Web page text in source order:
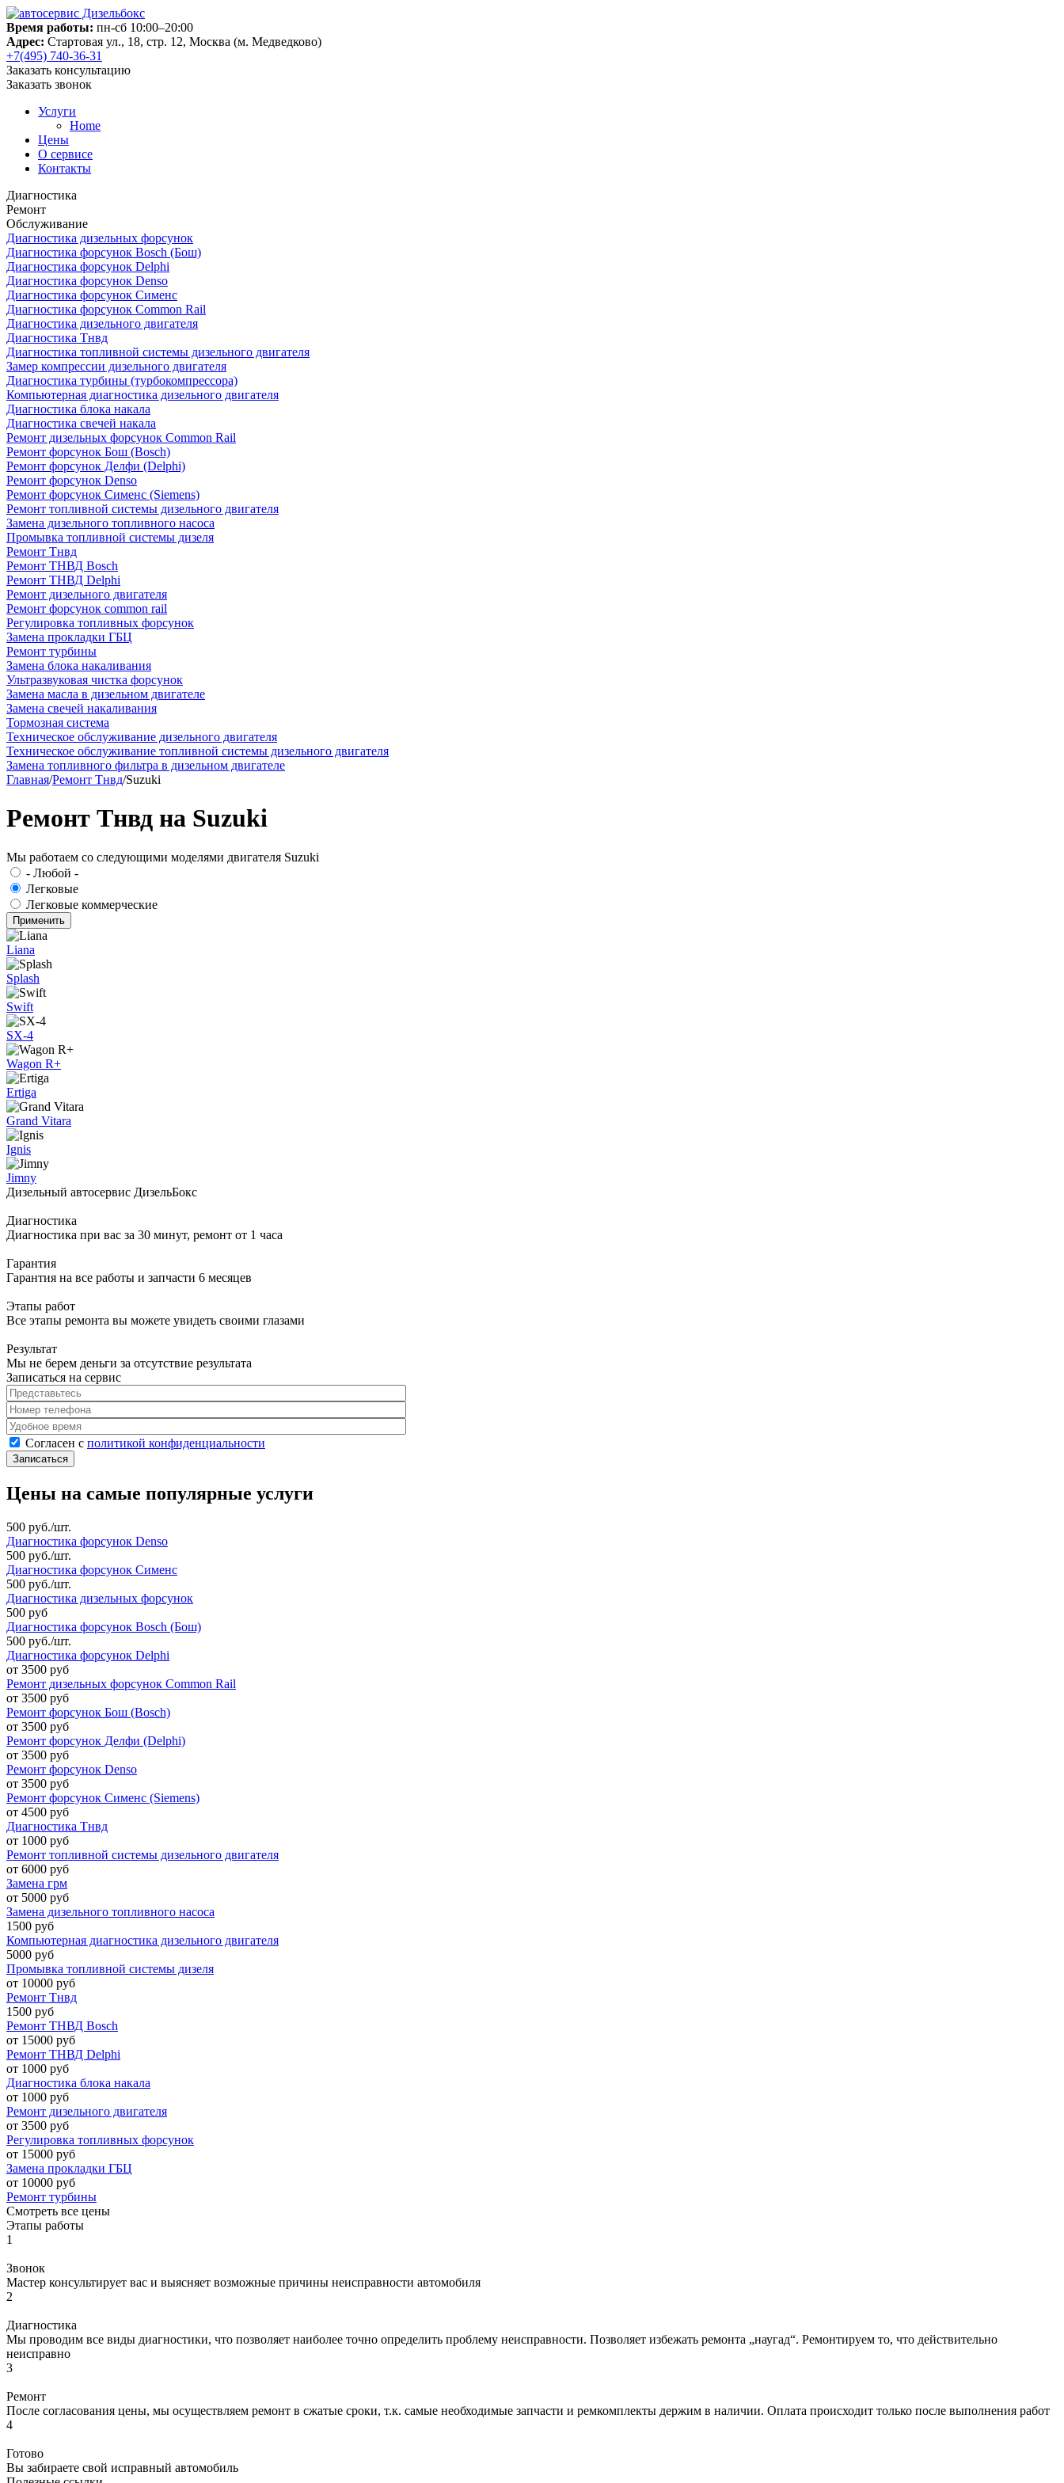
Время работы: пн-сб 10:00–20:00
Адрес: Стартовая ул., 18, стр. 12, Москва (м. Медведково)
+7(495) 740-36-31
Заказать консультацию
Заказать звонок
Услуги
Home
Цены
О сервисе
Контакты
Диагностика
Ремонт
Обслуживание
Диагностика дизельных форсунок
Диагностика форсунок Bosch (Бош)
Диагностика форсунок Delphi
Диагностика форсунок Denso
Диагностика форсунок Сименс
Диагностика форсунок Common Rail
Диагностика дизельного двигателя
Диагностика Тнвд
Диагностика топливной системы дизельного двигателя
Замер компрессии дизельного двигателя
Диагностика турбины (турбокомпрессора)
Компьютерная диагностика дизельного двигателя
Диагностика блока накала
Диагностика свечей накала
Ремонт дизельных форсунок Common Rail
Ремонт форсунок Бош (Bosch)
Ремонт форсунок Делфи (Delphi)
Ремонт форсунок Denso
Ремонт форсунок Сименс (Siemens)
Ремонт топливной системы дизельного двигателя
Замена дизельного топливного насоса
Промывка топливной системы дизеля
Ремонт Тнвд
Ремонт ТНВД Bosch
Ремонт ТНВД Delphi
Ремонт дизельного двигателя
Ремонт форсунок common rail
Регулировка топливных форсунок
Замена прокладки ГБЦ
Ремонт турбины
Замена блока накаливания
Ультразвуковая чистка форсунок
Замена масла в дизельном двигателе
Замена свечей накаливания
Тормозная система
Техническое обслуживание дизельного двигателя
Техническое обслуживание топливной системы дизельного двигателя
Замена топливного фильтра в дизельном двигателе
Главная/Ремонт Тнвд/Suzuki
Ремонт Тнвд на Suzuki
Мы работаем со следующими моделями двигателя Suzuki
- Любой -
Легковые
Легковые коммерческие
Liana
Splash
Swift
SX-4
Wagon R+
Ertiga
Grand Vitara
Ignis
Jimny
Дизельный автосервис ДизельБокс
Диагностика
Диагностика при вас за 30 минут, ремонт от 1 часа
Гарантия
Гарантия на все работы и запчасти 6 месяцев
Этапы работ
Все этапы ремонта вы можете увидеть своими глазами
Результат
Мы не берем деньги за отсутствие результата
Записаться на сервис
Представьтесь
Номер телефона
Удобное время
Согласен с политикой конфиденциальности*
Согласен с политикой конфиденциальности
Цены на самые популярные услуги
500 руб./шт.
Диагностика форсунок Denso
500 руб./шт.
Диагностика форсунок Сименс
500 руб./шт.
Диагностика дизельных форсунок
500 руб
Диагностика форсунок Bosch (Бош)
500 руб./шт.
Диагностика форсунок Delphi
от 3500 руб
Ремонт дизельных форсунок Common Rail
от 3500 руб
Ремонт форсунок Бош (Bosch)
от 3500 руб
Ремонт форсунок Делфи (Delphi)
от 3500 руб
Ремонт форсунок Denso
от 3500 руб
Ремонт форсунок Сименс (Siemens)
от 4500 руб
Диагностика Тнвд
от 1000 руб
Ремонт топливной системы дизельного двигателя
от 6000 руб
Замена грм
от 5000 руб
Замена дизельного топливного насоса
1500 руб
Компьютерная диагностика дизельного двигателя
5000 руб
Промывка топливной системы дизеля
от 10000 руб
Ремонт Тнвд
1500 руб
Ремонт ТНВД Bosch
от 15000 руб
Ремонт ТНВД Delphi
от 1000 руб
Диагностика блока накала
от 1000 руб
Ремонт дизельного двигателя
от 3500 руб
Регулировка топливных форсунок
от 15000 руб
Замена прокладки ГБЦ
от 10000 руб
Ремонт турбины
Смотреть все цены
Этапы работы
1
Звонок
Мастер консультирует вас и выясняет возможные причины неисправности автомобиля
2
Диагностика
Мы проводим все виды диагностики, что позволяет наиболее точно определить проблему неисправности. Позволяет избежать ремонта „наугад“. Ремонтируем то, что действительно
неисправно
3
Ремонт
После согласования цены, мы осуществляем ремонт в сжатые сроки, т.к. самые необходимые запчасти и ремкомплекты держим в наличии. Оплата происходит только после выполнения работ
4
Готово
Вы забираете свой исправный автомобиль